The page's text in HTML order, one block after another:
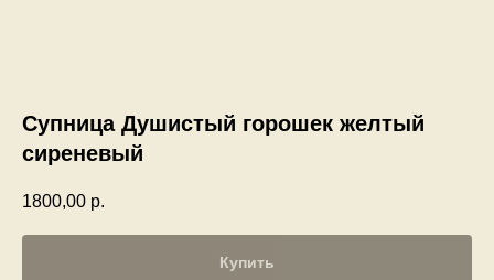
Супница Душистый горошек желтый
сиреневый
1800,00 р.
Купить